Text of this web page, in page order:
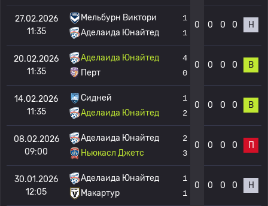
27.02.2026
11:35
Мельбурн Виктори
Аделаида Юнайтед
1
1
0 0 0 0 Н
20.02.2026
11:35
Аделаида Юнайтед
Перт
4
0
0 0 0 0 В
14.02.2026
11:35
Сидней
Аделаида Юнайтед
1
2
0 0 0 0 В
08.02.2026
09:00
Аделаида Юнайтед
Ньюкасл Джетс
2
3
0 0 0 0 П
30.01.2026
12:05
Аделаида Юнайтед
Макартур
1
1
0 0 0 0 Н